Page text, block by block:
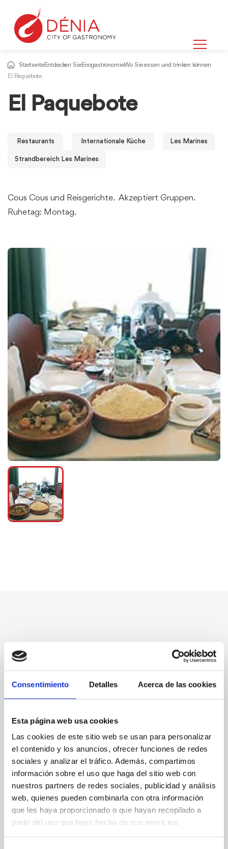
Consentimiento Detalles Acerca de las cookies
Esta página web usa cookies
Las cookies de este sitio web se usan para personalizar
el contenido y los anuncios, ofrecer funciones de redes
sociales y analizar el tráfico. Además, compartimos
información sobre el uso que haga del sitio web con
nuestros partners de redes sociales, publicidad y análisis
web, quienes pueden combinarla con otra información
que les haya proporcionado o que hayan recopilado a
partir del uso que haya hecho de sus servicios.
StartseiteEntdecken SieEnogastronomieWo Sie essen und trinken können
El Paquebote
El Paquebote
Restaurants Internationale Küche Les Marines
Strandbereich Les Marines
Cous Cous und Reisgerichte. Akzeptiert Gruppen.
Ruhetag: Montag.
Ctra. Las Marinas km 7, C/ Llac Huron, 3
info@elpaquebote.com
Web